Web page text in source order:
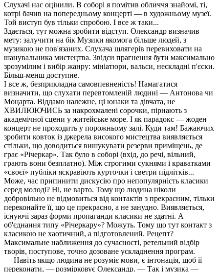
Слухачі нас оцінили. В соборі я помітив обличчя знайомі, ті,
котрі бачив на попередньому концерті — в художньому музеї.
Той виступ був тільки спробою. І все ж таки...
Здається, тут можна зробити відступ. Олександр визначив
мету: залучити на бік Музики якомога більше людей, з
музикою не пов'язаних. Слухача шлягерів перевиховати на
шанувальника мистецтва. Звідси прагнення бути максимально
зрозумілим і вибір жанру: мініатюри, вальси, нескладні п'єски.
Більш-менш доступне.
І все ж, безприкладна самовпевненість! Намагатися
визначити, що слухати перевтомленій людині — Антонова чи
Моцарта. Віддамо належне, ці юнаки та дівчата, не
ХВИЛЮЮЧИСЬ за накрохмалені сорочки, пірнають з
академічної сцени у житейське море. І як парадокс — жоден
концерт не проходить у порожньому залі. Куди там! Бажаючих
зробити ковток із джерела високого мистецтва виявляється
стільки, що доводиться вишукувати резерви приміщень, де
грає «Річеркар». Так було в соборі (вхід, до речі, вільний,
грають вони безплатно). Між строгими сукнями і краватками
«своєї» публіки яскравіють курточки і светри підлітків...
Може, час припинити дискусію про непопулярність класики
серед молоді? Ні, не варто. Тому що людина ніколи
добровільно не відмовиться від контактів з прекрасним, тільки
переконайте її, що це прекрасно, а не занудно. Виявляється,
існуючі зараз форми пропаганди класики не здатні. А
об'єднання типу «Річеркару»? Можуть. Тому що тут контакт з
класикою не хаотичний, а підготовлений. Рецепт?
Максимальне наближення до сучасності, ретельний відбір
творів, поступове, точно дозоване ускладнення програм.
— Навіть якщо людина не розуміє мови, є інтонація, щоб її
переконати, — розмірковує Олександр. — Так і музика —